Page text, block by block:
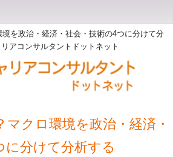
を政治・経済・社会・技術の4つに分けて分
アコンサルタントドットネット
マクロ環境を政治・経済・
に分けて分析する